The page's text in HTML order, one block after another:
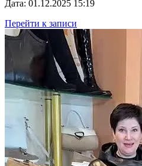
Дата: 01.12.2025 15:19
Перейти к записи